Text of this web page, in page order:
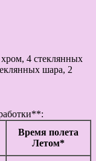
4 стеклянных
шара, 2
Время полета
Летом*